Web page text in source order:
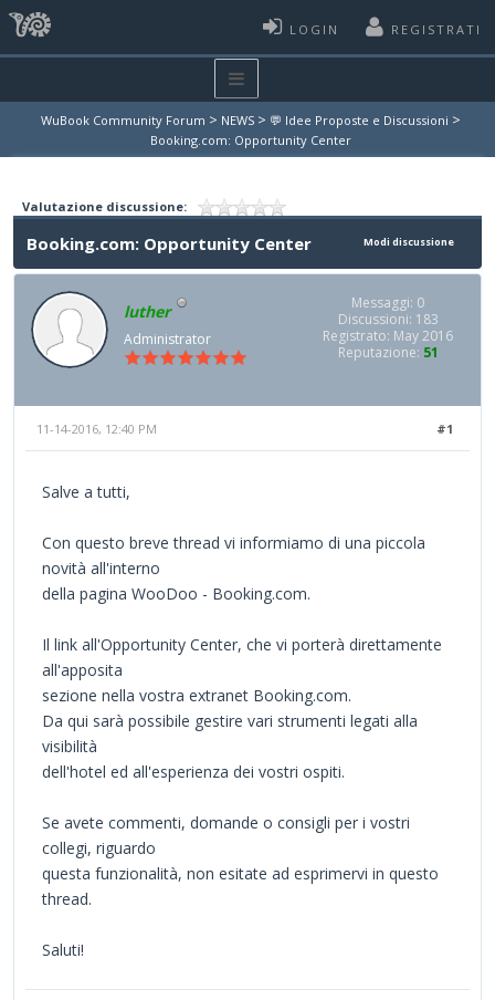
LOGIN REGISTRATI
WuBook Community Forum > NEWS > 💬 Idee Proposte e Discussioni >
Booking.com: Opportunity Center
Valutazione discussione:
Modi discussione
Booking.com: Opportunity Center
luther
Administrator
Messaggi: 0
Discussioni: 183
Registrato: May 2016
Reputazione: 51
#1
11-14-2016, 12:40 PM
Salve a tutti,
Con questo breve thread vi informiamo di una piccola
novità all'interno
della pagina WooDoo - Booking.com.
Il link all'Opportunity Center, che vi porterà direttamente
all'apposita
sezione nella vostra extranet Booking.com.
Da qui sarà possibile gestire vari strumenti legati alla
visibilità
dell'hotel ed all'esperienza dei vostri ospiti.
Se avete commenti, domande o consigli per i vostri
collegi, riguardo
questa funzionalità, non esitate ad esprimervi in questo
thread.
Saluti!